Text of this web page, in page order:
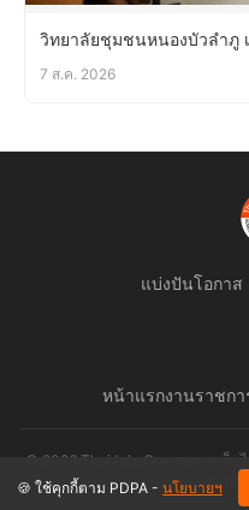
วิทยาลัยชุมชนหนองบัวลำภู
7 ส.ค. 2026
แบ่งปันโอกาส
หน้าแรกงานราชกา
© 2026 ThaiJobsGov.com - เว็บ
ลิขสิท
🍪 ใช้คุกกี้ตาม PDPA - นโยบายฯ